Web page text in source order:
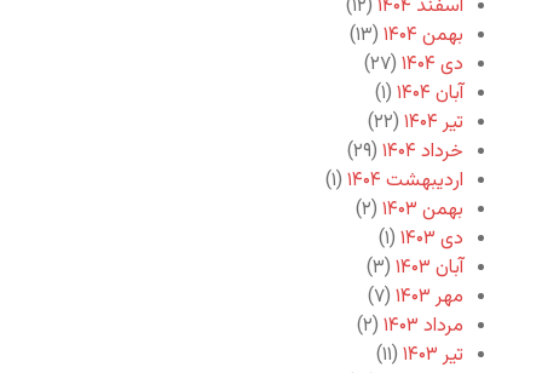
اسفند ۱۴۰۴
(۱۲)
بهمن ۱۴۰۴
(۱۳)
دی ۱۴۰۴
(۲۷)
آبان ۱۴۰۴
(۱)
تیر ۱۴۰۴
(۲۲)
خرداد ۱۴۰۴
(۲۹)
اردیبهشت ۱۴۰۴
(۱)
بهمن ۱۴۰۳
(۲)
دی ۱۴۰۳
(۱)
آبان ۱۴۰۳
(۳)
مهر ۱۴۰۳
(۷)
مرداد ۱۴۰۳
(۲)
تیر ۱۴۰۳
(۱۱)